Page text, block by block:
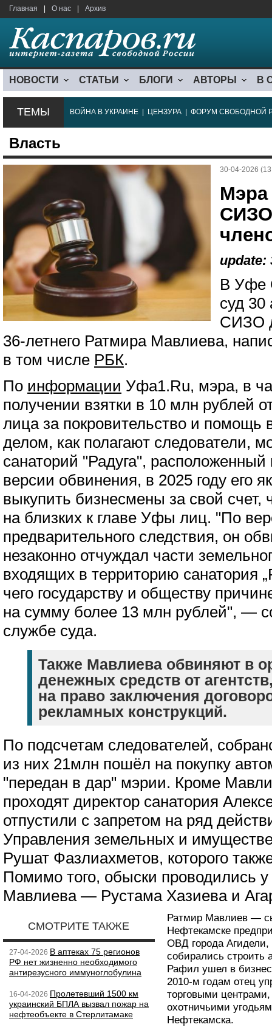
Главная О нас Архив
НОВОСТИ СТАТЬИ БЛОГИ АВТОРЫ В
ТЕМЫ ВОЙНА В УКРАИНЕ ЦЕНЗУРА ФОРУМ СВОБОДНОЙ
Власть
30-04-2026
update:
В Уфе
суд 30
СИЗО
36-летнего Ратмира Мавлиева,
в том числе РБК.
По информации Уфа1.Ru, мэра, в
получении взятки в 10 млн рублей
лица за покровительство и
делом, как полагают следователи,
санаторий "Радуга",
версии обвинения, в 2025 году его
выкупить бизнесмены за свой
на близких к главе Уфы лиц. "По
предварительного следствия, он
незаконно отчуждал части
входящих в территорию санатория
чего государству и обществу
на сумму более 13 млн рублей", —
службе суда.
Также Мавлиева обвиняют в
денежных средств от
на право заключения
рекламных конструкций.
По подсчетам следователей,
из них 21млн пошёл на покупку
"передан в дар" мэрии. Кроме
проходят директор санатория
отпустили с запретом на ряд
Управления земельных и
Рушат Фазлиахметов, которого
Помимо того, обыски проводились у
Мавлиева — Рустама Хазиева и
СМОТРИТЕ ТАКЖЕ
27-04-2026 В аптеках 75 регионов
РФ нет жизненно необходимого
антирезусного иммуноглобулина
16-04-2026 Пролетевший 1500 км
украинский БПЛА вызвал пожар на
нефтеобъекте в Стерлитамаке
Ратмир Мавлиев —
Нефтекамске
ОВД города Агидели,
собирались строить
Рафил ушел в
2010-м годам отец
торговыми
охотничьими
Нефтекамска.